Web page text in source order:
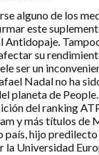
alguno de los
este
su
ser un
Nadal no ha
planeta de
del ranking
y más títulos de
hijo
la Universidad